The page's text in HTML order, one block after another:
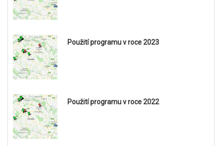
Použití programu v roce 2023
Použití programu v roce 2022